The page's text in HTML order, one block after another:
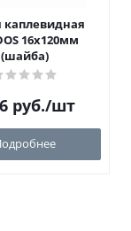
каплевидная
16х120мм
(шайба)
руб./шт